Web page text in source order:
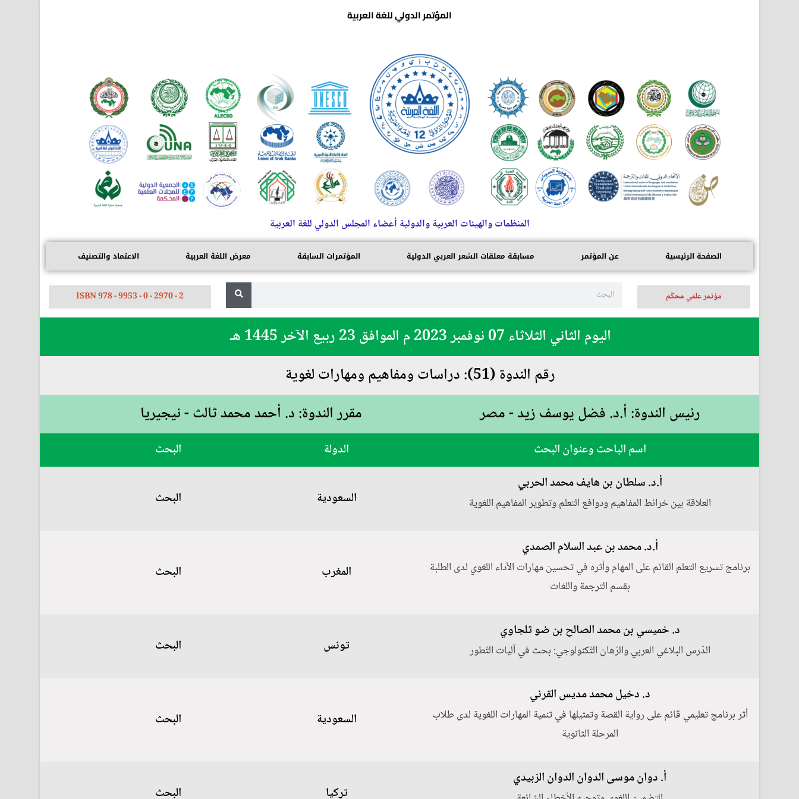
المؤتمر الدولي للغة العربية
المنظمات والهيئات العربية والدولية أعضاء المجلس الدولي للغة العربية
الصفحة الرئيسية عن المؤتمر مسابقة معلقات الشعر العربي الدولية المؤتمرات السابقة معرض اللغة العربية الاعتماد والتصنيف
مؤتمر علمي محكّم ISBN 978 - 9953 - 0 - 2970 - 2
اليوم الثاني الثلاثاء 07 نوفمبر 2023 م الموافق 23 ربيع الآخر 1445 هـ
رقم الندوة (51): دراسات ومفاهيم ومهارات لغوية
رئيس الندوة: أ.د. فضل يوسف زيد - مصر
مقرر الندوة: د. أحمد محمد ثالث - نيجيريا
اسم الباحث وعنوان البحث الدولة
البحث
أ.د. سلطان بن هايف محمد الحربي
‏‏العلاقة بين خرائط المفاهيم ودوافع التعلم وتطوير المفاهيم اللغوية السعودية البحث
أ.د. محمد بن عبد السلام الصمدي
برنامج تسريع التعلم القائم على المهام وأثره في تحسين مهارات الأداء اللغوي لدى الطلبة
بقسم الترجمة واللغات
المغرب البحث
د. خميسي بن محمد الصالح بن ضو ثلجاوي
الدّرس البلاغي العربي والرّهان التّكنولوجي: بحث في آليات التّطور تونس البحث
د. دخيل محمد مديس القرني
أثر برنامج تعليمي قائم على رواية القصة وتمثيلها في تنمية المهارات اللغوية لدى طلاب
المرحلة الثانوية
السعودية البحث
أ. دوان موسى الدوان الدوان الزبيدي
تركيا البحث